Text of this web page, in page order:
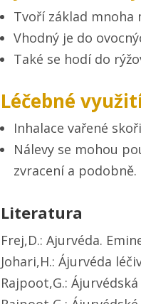
Tvoří základ mnoha
Vhodný je do
Také se hodí do
Léčebné
Inhalace vařené
Nálevy se mohou
zvracení a podobně.
Literatura
Frej,D.: Ajurvéda.
Johari,H.: Ájurvéda
Rajpoot,G.: